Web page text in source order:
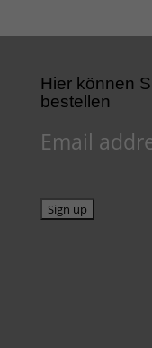
Hier können
bestellen
Email